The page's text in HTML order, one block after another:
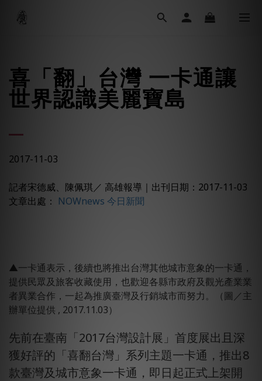
喜「翻」台灣 一卡通讓
世界認識美麗寶島
2017-11-03
記者宋德威、陳佩琪／ 高雄報導 ｜ 出刊日期：2017-11-03
文章出處： NOWnews 今日新聞
▲一卡通表示，後續也將推出台灣其他城市意象的一卡通，
提供民眾及旅客收藏使用，也歡迎各縣市政府及觀光產業業
者異業合作，一起為推廣臺灣及行銷城市而努力。（圖／主
辦單位提供 , 2017.11.03）
先前在臺南「2017台灣設計展」首度展出且深
獲好評的「喜翻台灣」系列主題一卡通，推出8
款臺灣及城市意象一卡通，即日起正式上架開